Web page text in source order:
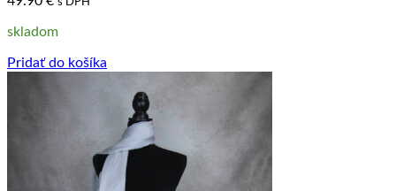
skladom
Pridať do košíka